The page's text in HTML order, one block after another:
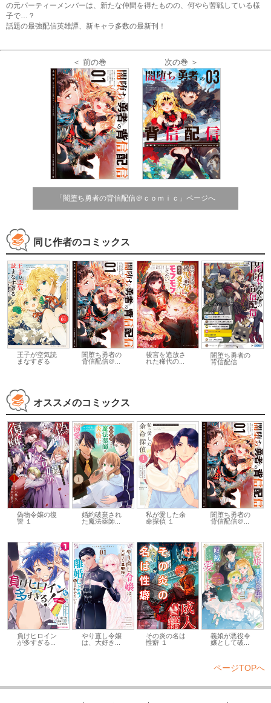
の元パーティーメンバーは、新たな仲間を得たものの、何やら苦戦している様
子で…？
話題の最強配信英雄譚、新キャラ多数の最新刊！
＜ 前の巻 次の巻 ＞
「闇堕ち勇者の背信配信＠ｃｏｍｉｃ」ページへ
同じ作者のコミックス
王子が空気読
まなすぎる
闇堕ち勇者の
背信配信＠...
後宮を追放さ
れた稀代の...
闇堕ち勇者の
背信配信
オススメのコミックス
偽物令嬢の復
讐 １
婚約破棄され
た魔法薬師...
私が愛した余
命探偵 １
闇堕ち勇者の
背信配信＠...
負けヒロイン
が多すぎる...
やり直し令嬢
は、大好き...
その炎の名は
性癖 １
義娘が悪役令
嬢として破...
ページTOPへ